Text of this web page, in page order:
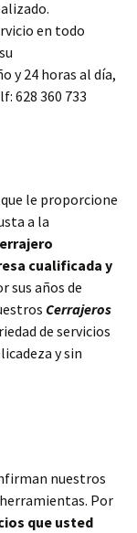
en todo
y 24 horas al día,
628 360 733
le proporcione
a la
cualificada y
sus años de
Cerrajeros
de servicios
y sin
nuestros
Por
que usted